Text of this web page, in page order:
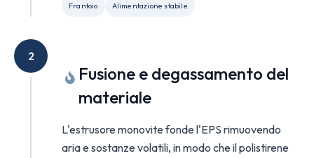
Frantoio Alimentazione stabile
2
Fusione e degassamento del
materiale
L'estrusore monovite fonde l'EPS rimuovendo
aria e sostanze volatili, in modo che il polistirene